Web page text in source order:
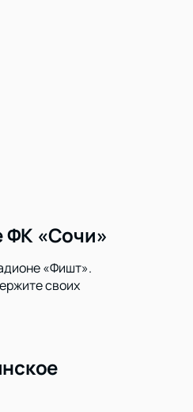
ФК «Сочи»
«Фишт».
своих